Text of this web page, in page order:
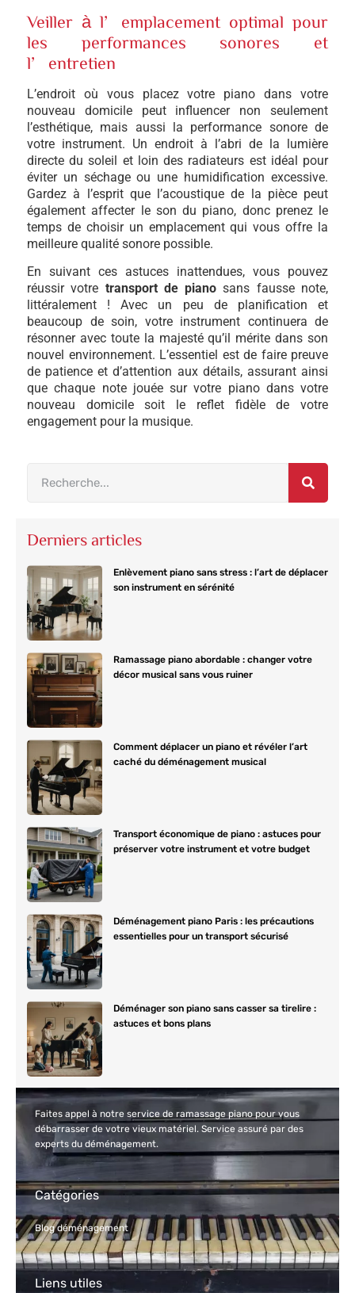
Veiller à l’emplacement optimal pour
les performances sonores et
l’entretien
L’endroit où vous placez votre piano dans votre
nouveau domicile peut influencer non seulement
l’esthétique, mais aussi la performance sonore de
votre instrument. Un endroit à l’abri de la lumière
directe du soleil et loin des radiateurs est idéal pour
éviter un séchage ou une humidification excessive.
Gardez à l’esprit que l’acoustique de la pièce peut
également affecter le son du piano, donc prenez le
temps de choisir un emplacement qui vous offre la
meilleure qualité sonore possible.
En suivant ces astuces inattendues, vous pouvez
réussir votre transport de piano sans fausse note,
littéralement ! Avec un peu de planification et
beaucoup de soin, votre instrument continuera de
résonner avec toute la majesté qu’il mérite dans son
nouvel environnement. L’essentiel est de faire preuve
de patience et d’attention aux détails, assurant ainsi
que chaque note jouée sur votre piano dans votre
nouveau domicile soit le reflet fidèle de votre
engagement pour la musique.
Derniers articles
Enlèvement piano sans stress : l’art de déplacer
son instrument en sérénité
Ramassage piano abordable : changer votre
décor musical sans vous ruiner
Comment déplacer un piano et révéler l’art
caché du déménagement musical
Transport économique de piano : astuces pour
préserver votre instrument et votre budget
Déménagement piano Paris : les précautions
essentielles pour un transport sécurisé
Déménager son piano sans casser sa tirelire :
astuces et bons plans
Faites appel à notre service de ramassage piano pour vous
débarrasser de votre vieux matériel. Service assuré par des
experts du déménagement.
Catégories
Blog déménagement
Liens utiles